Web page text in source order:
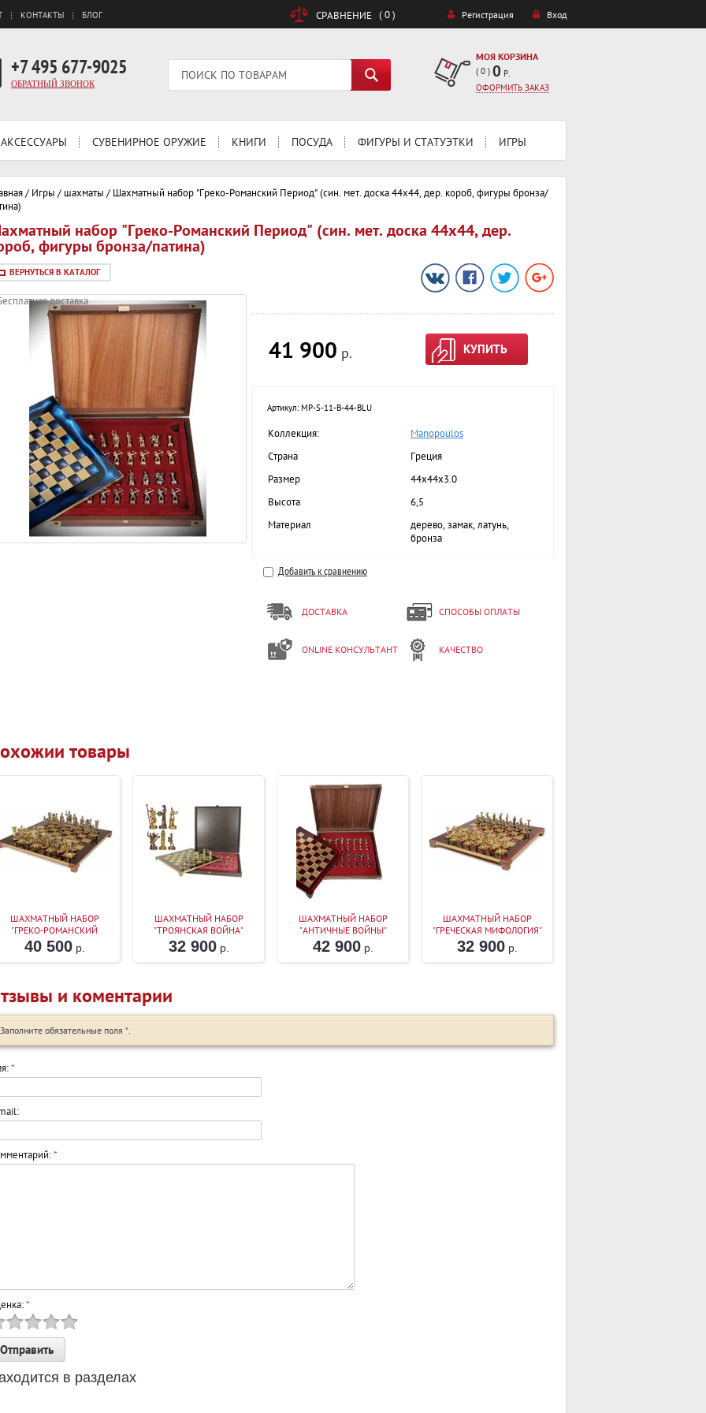
КОНТАКТЫ БЛОГ Регистрация Вход
СРАВНЕНИЕ ( 0 )
+7 495 677-9025
ОБРАТНЫЙ ЗВОНОК
МОЯ КОРЗИНА
( 0 ) 0 Р.
ОФОРМИТЬ ЗАКАЗ
АКСЕССУАРЫ СУВЕНИРНОЕ ОРУЖИЕ КНИГИ ПОСУДА ФИГУРЫ И СТАТУЭТКИ ИГРЫ
/ Игры / шахматы / Шахматный набор "Греко-Романский Период" (син. мет. доска 44х44, дер. короб, фигуры бронза/
набор "Греко-Романский Период" (син. мет. доска 44х44, дер.
фигуры бронза/патина)
ВЕРНУТЬСЯ В КАТАЛОГ
доставка
41 900 р. КУПИТЬ
Артикул:MP-S-11-B-44-BLU
Коллекция:
Manopoulos
Страна
Греция
Размер
44x44x3.0
Высота
6,5
Материал
дерево, замак, латунь,
бронза
Добавить к сравнению
ДОСТАВКА СПОСОБЫ ОПЛАТЫ
ONLINE КОНСУЛЬТАНТ КАЧЕСТВО
товары
ШАХМАТНЫЙ НАБОР
"ГРЕКО-РОМАНСКИЙ
ПЕРИОД" (КРАСН. МЕТ.
44Х44, ДЕР. КОРОБ,
40 500р.
ШАХМАТНЫЙ НАБОР
"ТРОЯНСКАЯ ВОЙНА"
КРАСНАЯ ДОСКА 36Х36
32 900р.
ШАХМАТНЫЙ НАБОР
"АНТИЧНЫЕ ВОЙНЫ"
(КРАСН. МЕТ. ДОСКА
44Х44, ДЕР. КОРОБ,
42 900р.
ШАХМАТНЫЙ НАБОР
"ГРЕЧЕСКАЯ МИФОЛОГИЯ"
КРАСНАЯ ДОСКА 36Х36
32 900р.
и коментарии
Заполните обязательные поля *.
*
*
*
в разделах